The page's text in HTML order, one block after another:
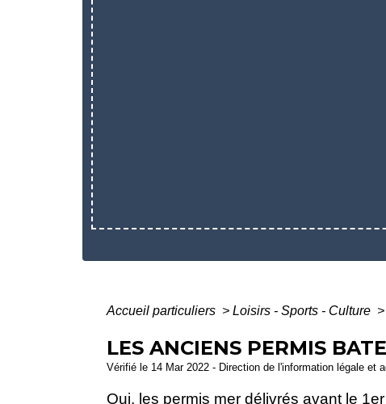
Accueil particuliers > Loisirs - Sports - Culture >
LES ANCIENS PERMIS
Vérifié le 14 Mar 2022 - Direction de l'information légale et
Oui, les permis mer délivrés avant le 1er